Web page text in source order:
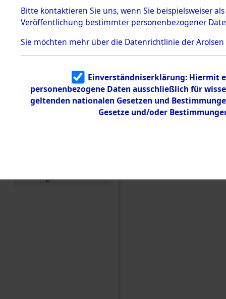
5.3.1 Alliierte
Erhebungen
zu
Todesmärsch
en
5.3.2
Identifizierun
5.3.3
Todesmärsch
e
Einen Kommentar
Bitte kontaktieren Sie uns, wenn Sie beispielsweiser
Veröffentlichung bestimmter personenbezogener
Sie möchten mehr über die Datenrichtlinie der Arolsen
Einverständniserklärung: Hiermit
personenbezogene Daten ausschließlich für
geltenden nationalen Gesetzen und
Gesetze und/oder